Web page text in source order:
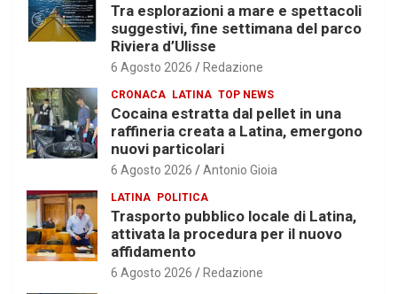
Tra esplorazioni a mare e spettacoli
suggestivi, fine settimana del parco
Riviera d’Ulisse
6 Agosto 2026 Redazione
CRONACA LATINA TOP NEWS
Cocaina estratta dal pellet in una
raffineria creata a Latina, emergono
nuovi particolari
6 Agosto 2026 Antonio Gioia
LATINA POLITICA
Trasporto pubblico locale di Latina,
attivata la procedura per il nuovo
affidamento
6 Agosto 2026 Redazione